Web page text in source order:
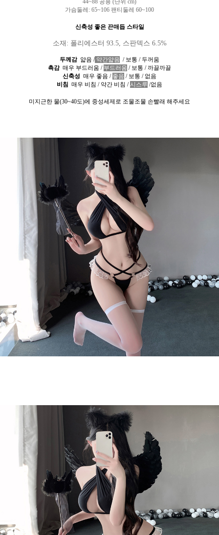
44~88 공용 (단위 cm)
가슴둘레 : 65~106 팬티둘레 60~100
신축성 좋은 끈매듭 스타일
소재 : 폴리에스터 93.5, 스판덱스 6.5%
두께감 얇음 / 약간얇음 / 보통 / 두꺼움
촉감 매우 부드러움 / 부드러움 / 보통 /까끌까끌
신축성 매우 좋음 / 좋음 / 보통 / 없음
비침 매우 비침 / 약간 비침 / 시스루 /없음
미지근한 물(30~40도)에 중성세제로 조물조물 손빨래 해주세요